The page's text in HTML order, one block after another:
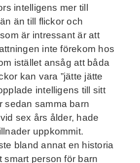
NorthMom
intelligens mer till
än till flickor och
är intressant är att
inte förekom hos
istället ansåg att båda
kan vara ”jätte jätte
intelligens till sitt
sedan samma barn
sex års ålder, hade
uppkommit.
bland annat en historia
smart person för barn